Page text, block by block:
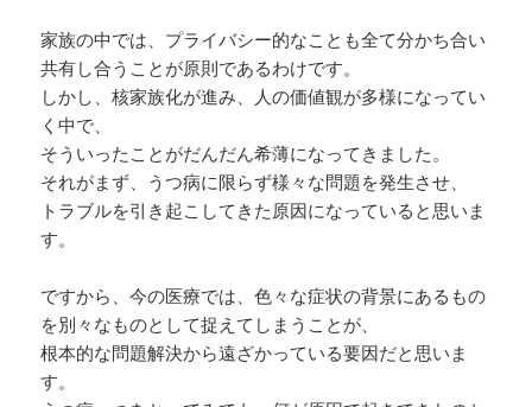
家族の中では、プライバシー的なことも全て分かち合い
共有し合うことが原則であるわけです。
しかし、核家族化が進み、人の価値観が多様になってい
く中で、
そういったことがだんだん希薄になってきました。
それがまず、うつ病に限らず様々な問題を発生させ、
トラブルを引き起こしてきた原因になっていると思いま
す。
ですから、今の医療では、色々な症状の背景にあるもの
を別々なものとして捉えてしまうことが、
根本的な問題解決から遠ざかっている要因だと思いま
す。